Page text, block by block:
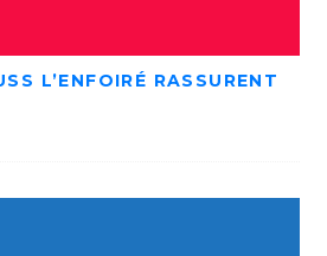
L’ENFOIRÉ RASSURENT